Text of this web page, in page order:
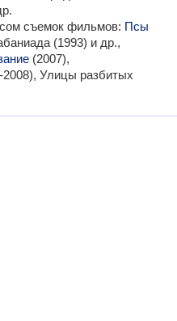
съемок фильмов: Псы
(1993) и др.,
(2007),
2008), Улицы разбитых